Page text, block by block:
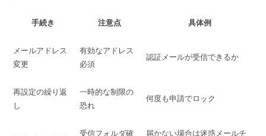
手続き 注意点 具体例
メールアドレス
変更
有効なアドレス
必須
認証メールが受信できるか
再設定の繰り返
し
一時的な制限の
恐れ
何度も申請でロック
受信フォルダ確
届かない場合は迷惑メールチ